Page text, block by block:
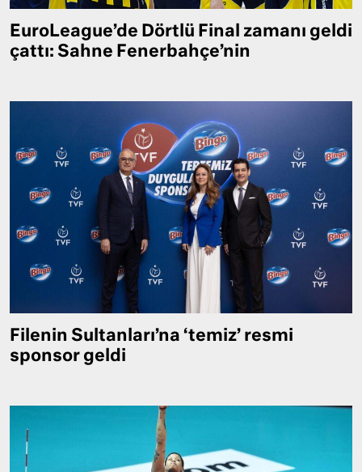
EuroLeague’de Dörtlü Final zamanı geldi
çattı: Sahne Fenerbahçe’nin
Filenin Sultanları’na ‘temiz’ resmi
sponsor geldi